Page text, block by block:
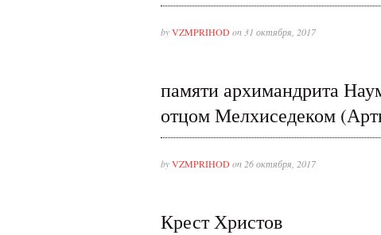
byVZMPRIHODon 31 октября, 2017
памяти архимандрита
отцом Мелхиседеком
byVZMPRIHODon 26 октября, 2017
Крест Христов